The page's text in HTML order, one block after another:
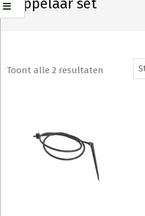
Druppelaar set
Toont alle 2 resultaten